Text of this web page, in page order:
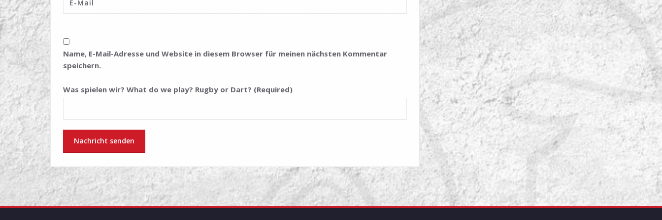
Name, E-Mail-Adresse und Website in diesem Browser für meinen nächsten Kommentar
speichern.
Was spielen wir? What do we play? Rugby or Dart? (Required)